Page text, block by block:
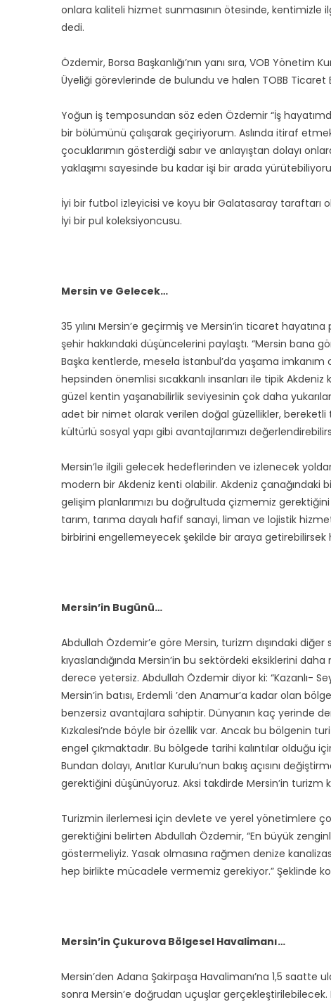
onlara kaliteli hizmet sunmasının ötesinde,
dedi.
Özdemir, Borsa Başkanlığı’nın yanı sıra, VOB
Üyeliği görevlerinde de bulundu ve halen TOBB Ticaret
Yoğun iş temposundan söz eden Özdemir “İş
bir bölümünü çalışarak geçiriyorum. Aslında itiraf
çocuklarımın gösterdiği sabır ve anlayıştan dolayı
yaklaşımı sayesinde bu kadar işi bir arada
İyi bir futbol izleyicisi ve koyu bir Galatasaray taraftarı
İyi bir pul koleksiyoncusu.
Mersin ve Gelecek…
35 yılını Mersin’e geçirmiş ve Mersin’in ticaret
şehir hakkındaki düşüncelerini paylaştı. “Mersin bana
Başka kentlerde, mesela İstanbul’da yaşama
hepsinden önemlisi sıcakkanlı insanları ile tipik
güzel kentin yaşanabilirlik seviyesinin çok daha
adet bir nimet olarak verilen doğal güzellikler, bereketli
kültürlü sosyal yapı gibi avantajlarımızı
Mersin’le ilgili gelecek hedeflerinden ve izlenecek
modern bir Akdeniz kenti olabilir. Akdeniz çanağındaki
gelişim planlarımızı bu doğrultuda çizmemiz
tarım, tarıma dayalı hafif sanayi, liman ve lojistik
birbirini engellemeyecek şekilde bir araya getirebilirsek
Mersin’in Bugünü…
Abdullah Özdemir’e göre Mersin, turizm dışındaki
kıyaslandığında Mersin’in bu sektördeki eksiklerini
derece yetersiz. Abdullah Özdemir diyor ki: “Kazanlı-
Mersin’in batısı, Erdemli ’den Anamur’a kadar olan
benzersiz avantajlara sahiptir. Dünyanın kaç yerinde
Kızkalesi’nde böyle bir özellik var. Ancak bu bölgenin
engel çıkmaktadır. Bu bölgede tarihi kalıntılar olduğu
Bundan dolayı, Anıtlar Kurulu’nun bakış açısını
gerektiğini düşünüyoruz. Aksi takdirde Mersin’in
Turizmin ilerlemesi için devlete ve yerel yönetimlere
gerektiğini belirten Abdullah Özdemir, “En büyük
göstermeliyiz. Yasak olmasına rağmen denize
hep birlikte mücadele vermemiz gerekiyor.” Şeklinde
Mersin’in Çukurova Bölgesel Havalimanı…
Mersin’den Adana Şakirpaşa Havalimanı’na 1,5 saatte
sonra Mersin’e doğrudan uçuşlar